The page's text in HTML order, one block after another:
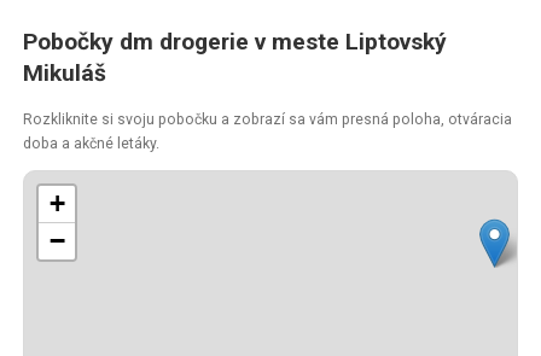
Pobočky dm drogerie v meste Liptovský
Mikuláš
Rozkliknite si svoju pobočku a zobrazí sa vám presná poloha, otváracia
doba a akčné letáky.
+
−